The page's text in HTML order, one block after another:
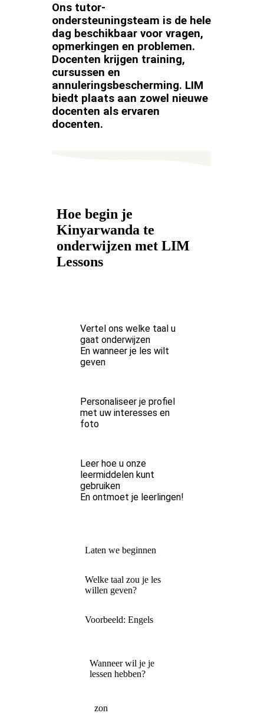
Ons tutor-
ondersteuningsteam is de hele
dag beschikbaar voor vragen,
opmerkingen en problemen.
Docenten krijgen training,
cursussen en
annuleringsbescherming. LIM
biedt plaats aan zowel nieuwe
docenten als ervaren
docenten.
Hoe begin je
Kinyarwanda te
onderwijzen met LIM
Lessons
Vertel ons welke taal u
gaat onderwijzen
En wanneer je les wilt
geven
Personaliseer je profiel
met uw interesses en
foto
Leer hoe u onze
leermiddelen kunt
gebruiken
En ontmoet je leerlingen!
Laten we beginnen
Welke taal zou je les
willen geven?
Voorbeeld: Engels
Wanneer wil je je
lessen hebben?
zon